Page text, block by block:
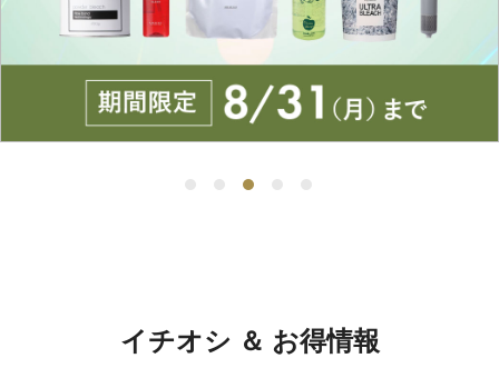
イチオシ ＆ お得情報